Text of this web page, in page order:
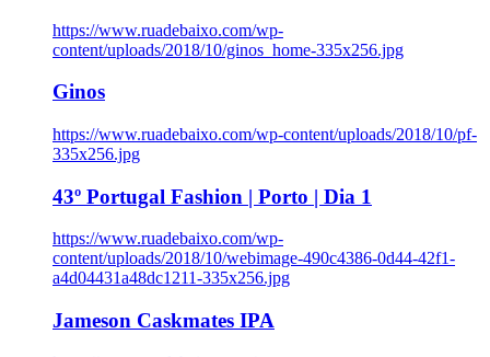
https://www.ruadebaixo.com/wp-
content/uploads/2018/10/ginos_home-335x256.jpg
Ginos
https://www.ruadebaixo.com/wp-content/uploads/2018/10/pf-
335x256.jpg
43º Portugal Fashion | Porto | Dia 1
https://www.ruadebaixo.com/wp-
content/uploads/2018/10/webimage-490c4386-0d44-42f1-
a4d04431a48dc1211-335x256.jpg
Jameson Caskmates IPA